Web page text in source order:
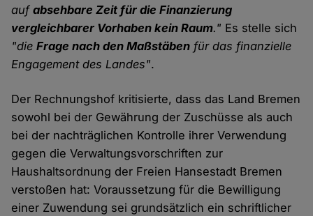
aufabsehbare Zeit für die Finanzierung
vergleichbarer Vorhaben kein Raum." Es stelle sich
"dieFrage nach den Maßstäben für das finanzielle
Engagement des Landes".
Der Rechnungshof kritisierte, dass das Land Bremen
sowohl bei der Gewährung der Zuschüsse als auch
bei der nachträglichen Kontrolle ihrer Verwendung
gegen die Verwaltungsvorschriften zur
Haushaltsordnung der Freien Hansestadt Bremen
verstoßen hat: Voraussetzung für die Bewilligung
einer Zuwendung sei grundsätzlich ein schriftlicher